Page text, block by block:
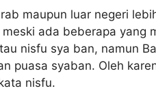
maupun luar negeri
meski ada beberapa yang
nisfu sya ban, namun
puasa syaban. Oleh
nisfu.